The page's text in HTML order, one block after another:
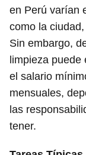
en Perú varían
como la
Sin embargo,
limpieza puede
el salario
mensuales,
las
tener.